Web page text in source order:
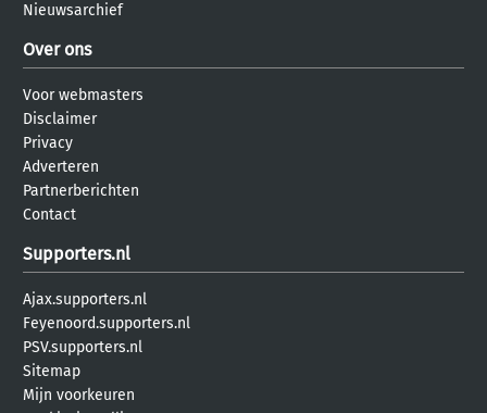
Nieuwsarchief
Over ons
Voor webmasters
Disclaimer
Privacy
Adverteren
Partnerberichten
Contact
Supporters.nl
Ajax.supporters.nl
Feyenoord.supporters.nl
PSV.supporters.nl
Sitemap
Mijn voorkeuren